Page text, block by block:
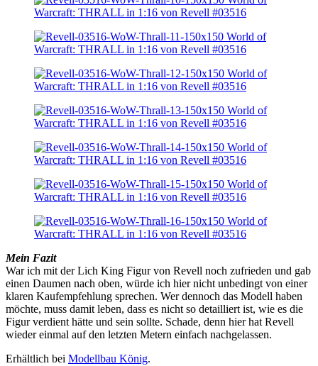
Mein Fazit
War ich mit der Lich King Figur von Revell noch zufrieden und gab
einen Daumen nach oben, würde ich hier nicht unbedingt von einer
klaren Kaufempfehlung sprechen. Wer dennoch das Modell haben
möchte, muss damit leben, dass es nicht so detailliert ist, wie es die
Figur verdient hätte und sein sollte. Schade, denn hier hat Revell
wieder einmal auf den letzten Metern einfach nachgelassen.
Erhältlich bei Modellbau König.